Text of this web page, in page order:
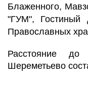
Блаженного,
"ГУМ", Гостиный
Православных
Расстояние до
Шереметьево